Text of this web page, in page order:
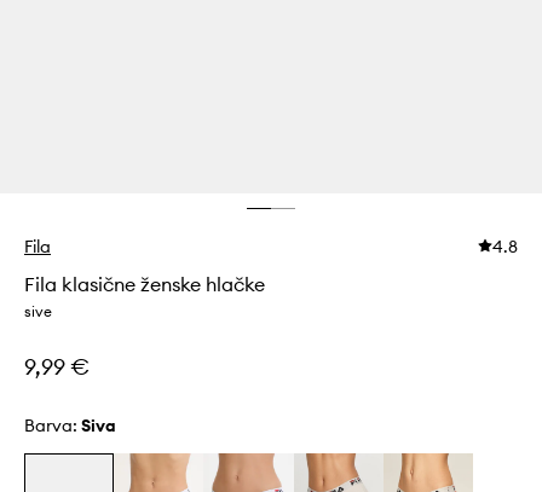
Fila 4.8
Fila klasične ženske hlačke
sive
9,99 €
Barva: siva